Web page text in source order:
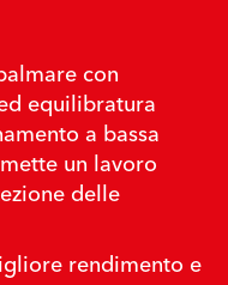
con
equilibratura
a bassa
un lavoro
delle
rendimento e